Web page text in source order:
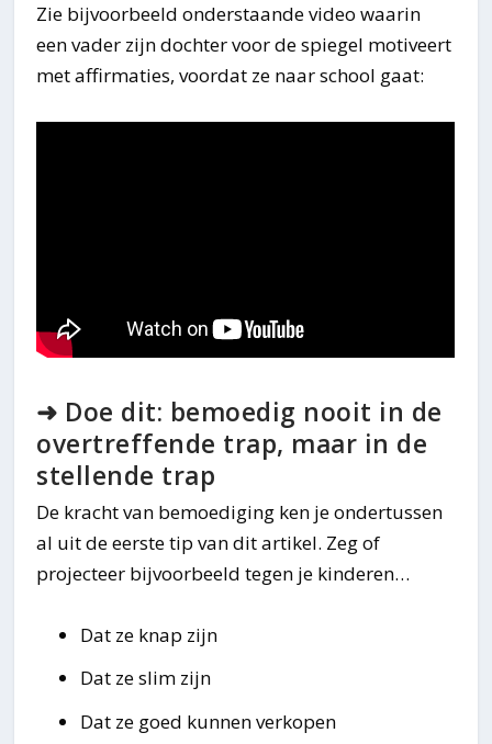
Zie bijvoorbeeld onderstaande video waarin
een vader zijn dochter voor de spiegel motiveert
met affirmaties, voordat ze naar school gaat:
➜ Doe dit: bemoedig nooit in de
overtreffende trap, maar in de
stellende trap
De kracht van bemoediging ken je ondertussen
al uit de eerste tip van dit artikel. Zeg of
projecteer bijvoorbeeld tegen je kinderen…
Dat ze knap zijn
Dat ze slim zijn
Dat ze goed kunnen verkopen